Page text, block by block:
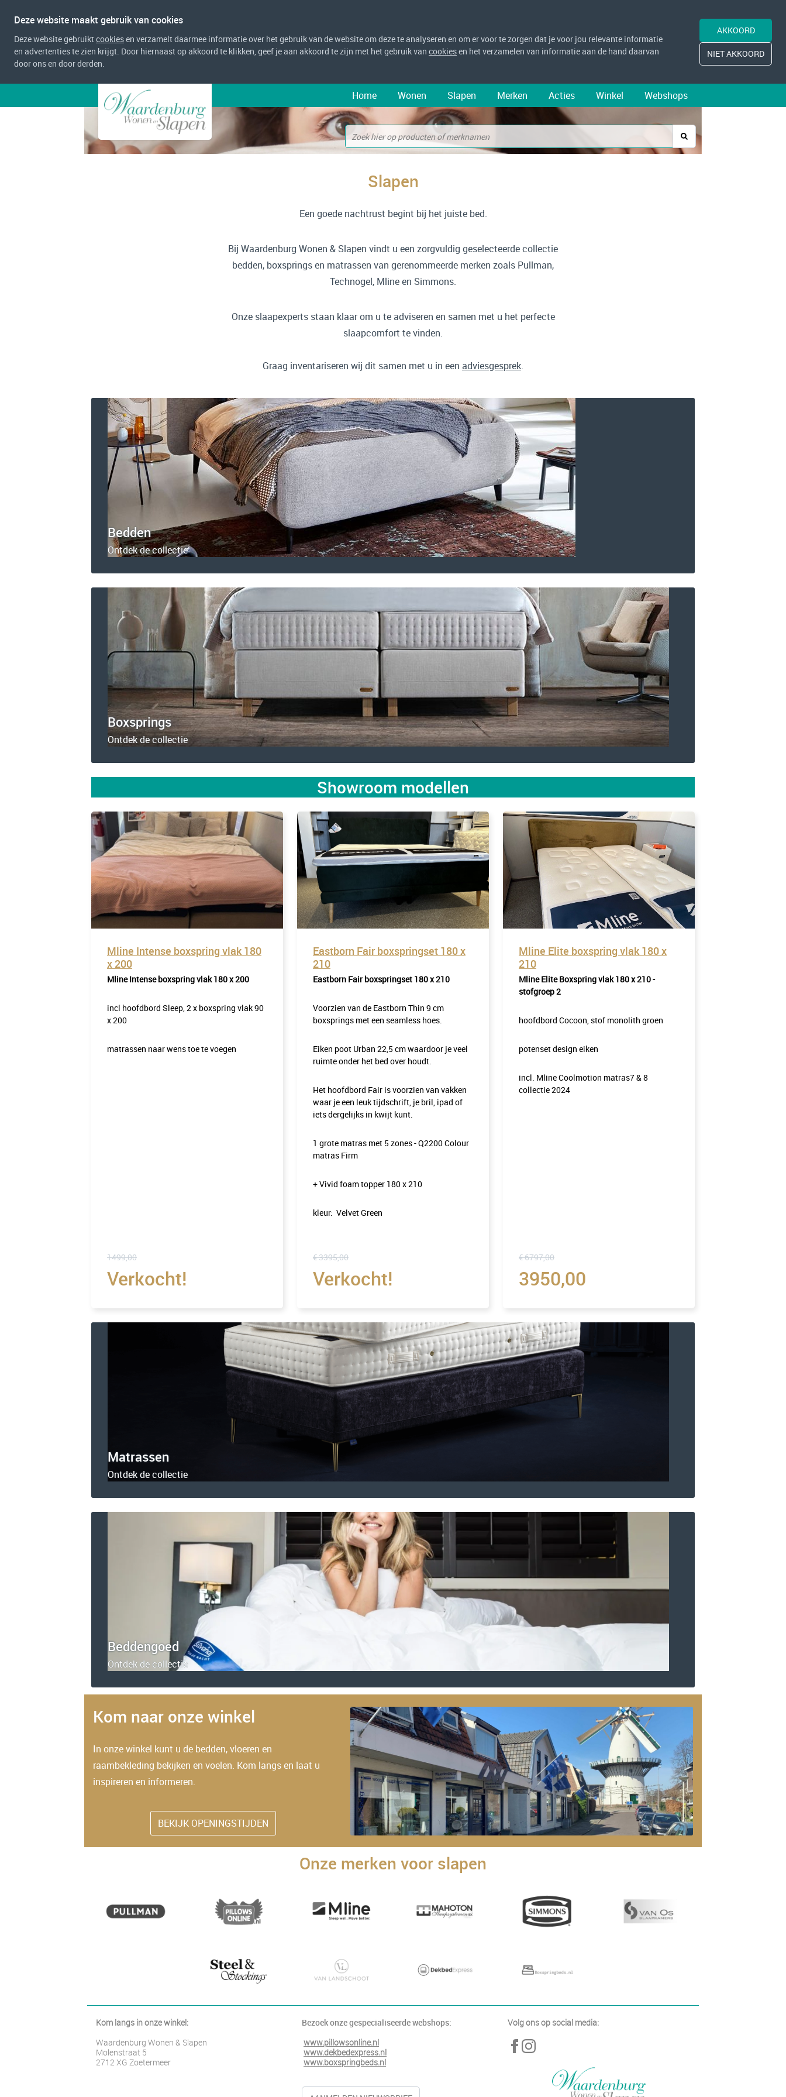
Deze website maakt gebruik van cookies
Deze website gebruiktcookiesen verzamelt daarmee informatie over het gebruik van de website om deze te analyseren en om er voor te zorgen dat je voor jou relevante informatie
en advertenties te zien krijgt. Door hiernaast op akkoord te klikken, geef je aan akkoord te zijn met het gebruik van cookiesen het verzamelen van informatie aan de hand daarvan
door ons en door derden.
AKKOORD
NIET AKKOORD
Home Wonen Slapen Merken Acties Winkel Webshops
Slapen
Een goede nachtrust begint bij het juiste bed.
Bij Waardenburg Wonen & Slapen vindt u een zorgvuldig geselecteerde collectie
bedden, boxsprings en matrassen van gerenommeerde merken zoals Pullman,
Technogel, Mline en Simmons.
Onze slaapexperts staan klaar om u te adviseren en samen met u het perfecte
slaapcomfort te vinden.
Graag inventariseren wij dit samen met u in een adviesgesprek.
Bedden
Ontdek de collectie
Boxsprings
Ontdek de collectie
Showroom modellen
Mline Intense boxspring vlak 180
x 200
Mline Intense boxspring vlak 180 x 200
incl hoofdbord Sleep, 2 x boxspring vlak 90
x 200
matrassen naar wens toe te voegen
1499,00
Verkocht!
Eastborn Fair boxspringset 180 x
210
Eastborn Fair boxspringset 180 x 210
Voorzien van de Eastborn Thin 9 cm
boxsprings met een seamless hoes.
Eiken poot Urban 22,5 cm waardoor je veel
ruimte onder het bed over houdt.
Het hoofdbord Fair is voorzien van vakken
waar je een leuk tijdschrift, je bril, ipad of
iets dergelijks in kwijt kunt.
1 grote matras met 5 zones - Q2200 Colour
matras Firm
+ Vivid foam topper 180 x 210
kleur: Velvet Green
€ 3395,00
Verkocht!
Mline Elite boxspring vlak 180 x
210
Mline Elite Boxspring vlak 180 x 210 -
stofgroep 2
hoofdbord Cocoon, stof monolith groen
potenset design eiken
incl. Mline Coolmotion matras7 & 8
collectie 2024
€ 6797,00
3950,00
Matrassen
Ontdek de collectie
Beddengoed
Ontdek de collectie
Kom naar onze winkel
In onze winkel kunt u de bedden, vloeren en
raambekleding bekijken en voelen. Kom langs en laat u
inspireren en informeren.
BEKIJK OPENINGSTIJDEN
Onze merken voor slapen
Kom langs in onze winkel:
Waardenburg Wonen & Slapen
Molenstraat 5
2712 XG Zoetermeer
Bezoek onze gespecialiseerde webshops:
www.pillowsonline.nl
www.dekbedexpress.nl
www.boxspringbeds.nl
Volg ons op social media: